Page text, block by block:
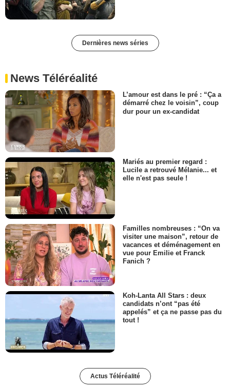
Dernières news séries
News Téléréalité
L’amour est dans le pré : “Ça a
démarré chez le voisin”, coup
dur pour un ex-candidat
Mariés au premier regard :
Lucile a retrouvé Mélanie... et
elle n'est pas seule !
Familles nombreuses : “On va
visiter une maison”, retour de
vacances et déménagement en
vue pour Emilie et Franck
Fanich ?
Koh-Lanta All Stars : deux
candidats n’ont “pas été
appelés” et ça ne passe pas du
tout !
Actus Téléréalité